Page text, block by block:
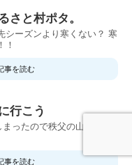
さと村ポタ。
シーズンより寒くない？ 寒
！
事を読む
行こう
ったので秩父の山に桜を
事を読む